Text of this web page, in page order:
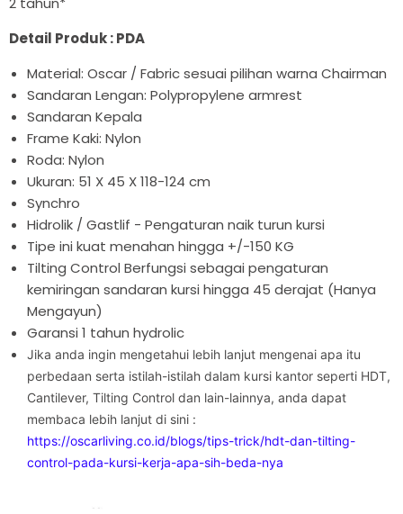
Detail Produk : PDA
Material: Oscar / Fabric sesuai pilihan warna Chairman
Sandaran Lengan: Polypropylene armrest
Sandaran Kepala
Frame Kaki: Nylon
Roda: Nylon
Ukuran: 51 X 45 X 118-124 cm
Synchro
Hidrolik / Gastlif - Pengaturan naik turun kursi
Tipe ini kuat menahan hingga +/-150 KG
Tilting Control Berfungsi sebagai pengaturan
kemiringan sandaran kursi hingga 45 derajat (Hanya
Mengayun)
Garansi 1 tahun hydrolic
Jika anda ingin mengetahui lebih lanjut mengenai apa itu
perbedaan serta istilah-istilah dalam kursi kantor seperti HDT,
Cantilever, Tilting Control dan lain-lainnya, anda dapat
membaca lebih lanjut di sini :
https://oscarliving.co.id/blogs/tips-trick/hdt-dan-tilting-
control-pada-kursi-kerja-apa-sih-beda-nya